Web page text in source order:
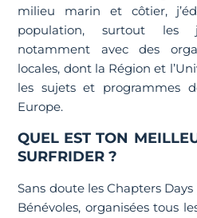
milieu marin et côtier,
population, surtout les
notamment avec des
locales, dont la Région et
les sujets et programmes
Europe.
QUEL EST TON
SURFRIDER ?
Sans doute les Chapters
Bénévoles, organisées tous